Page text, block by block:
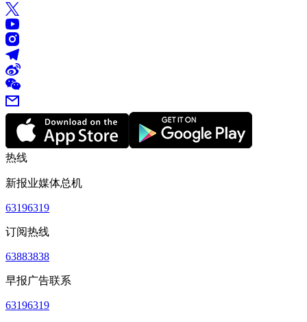
热线
新报业媒体总机
63196319
订阅热线
63883838
早报广告联系
63196319